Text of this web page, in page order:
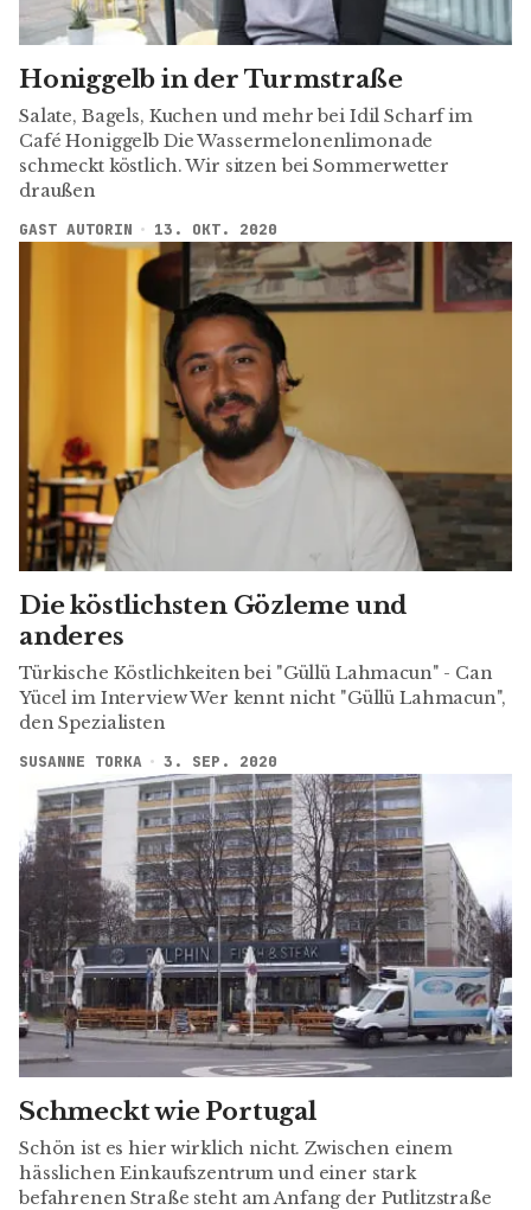
Honiggelb in der Turmstraße
Salate, Bagels, Kuchen und mehr bei Idil Scharf im
Café Honiggelb Die Wassermelonenlimonade
schmeckt köstlich. Wir sitzen bei Sommerwetter
draußen
GAST AUTORIN 13. OKT. 2020
Die köstlichsten Gözleme und
anderes
Türkische Köstlichkeiten bei "Güllü Lahmacun" - Can
Yücel im Interview Wer kennt nicht "Güllü Lahmacun",
den Spezialisten
SUSANNE TORKA 3. SEP. 2020
Schmeckt wie Portugal
Schön ist es hier wirklich nicht. Zwischen einem
hässlichen Einkaufszentrum und einer stark
befahrenen Straße steht am Anfang der Putlitzstraße